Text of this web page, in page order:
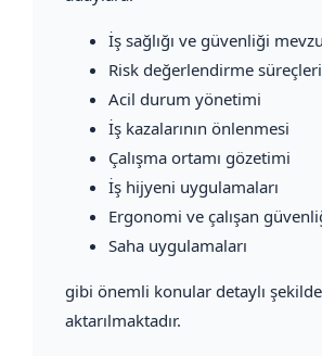
İş sağlığı ve güvenliği
Risk değerlendirme süreçleri
Acil durum yönetimi
İş kazalarının önlenmesi
Çalışma ortamı gözetimi
İş hijyeni uygulamaları
Ergonomi ve çalışan
Saha uygulamaları
gibi önemli konular detaylı şekilde
aktarılmaktadır.